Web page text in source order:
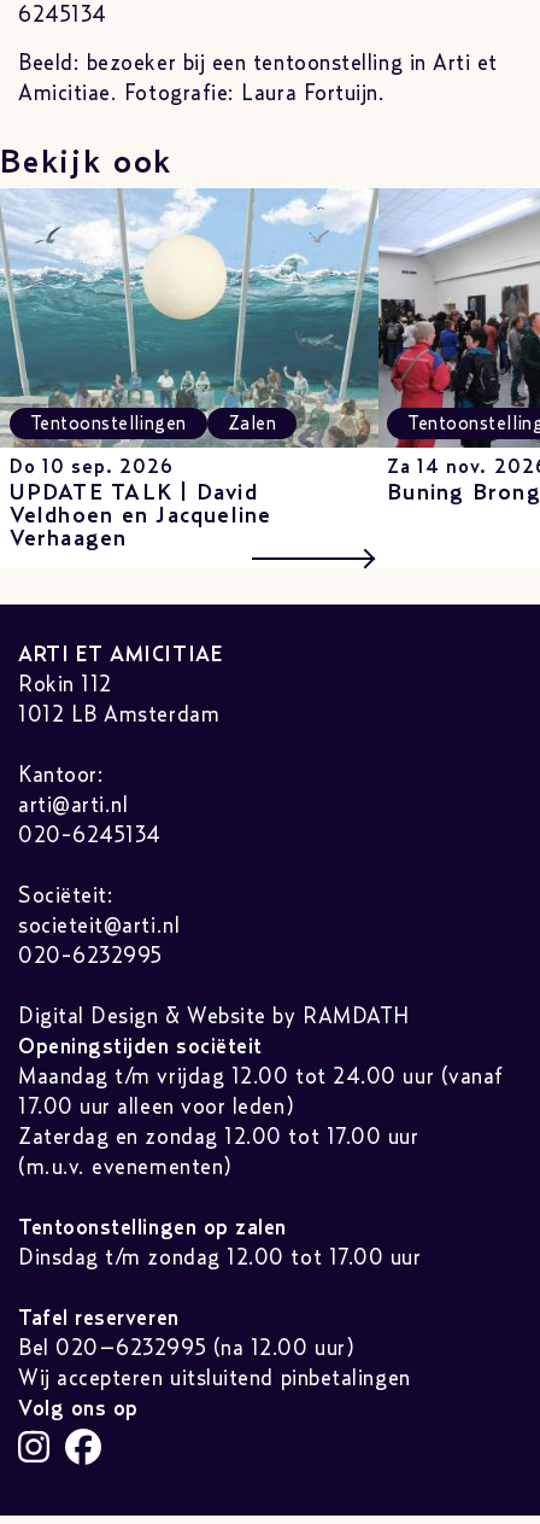
6245134
Beeld: bezoeker bij een tentoonstelling in Arti et
Amicitiae. Fotografie: Laura Fortuijn.
Bekijk ook
Tentoonstellingen Zalen
Do 10 sep. 2026
UPDATE TALK | David
Veldhoen en Jacqueline
Verhaagen
Za 14 nov.
Buning
ARTI ET AMICITIAE
Rokin 112
1012 LB Amsterdam
Kantoor:
arti@arti.nl
020-6245134
Sociëteit:
societeit@arti.nl
020-6232995
Digital Design & Website by RAMDATH
Openingstijden sociëteit
Maandag t/m vrijdag 12.00 tot 24.00 uur (vanaf
17.00 uur alleen voor leden)
Zaterdag en zondag 12.00 tot 17.00 uur
(m.u.v. evenementen)
Tentoonstellingen op zalen
Dinsdag t/m zondag 12.00 tot 17.00 uur
Tafel reserveren
Bel 020–6232995 (na 12.00 uur)
Wij accepteren uitsluitend pinbetalingen
Volg ons op